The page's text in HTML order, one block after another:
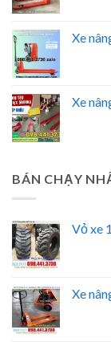
Xe
Xe
BÁN CHẠY
Vỏ xe
Xe